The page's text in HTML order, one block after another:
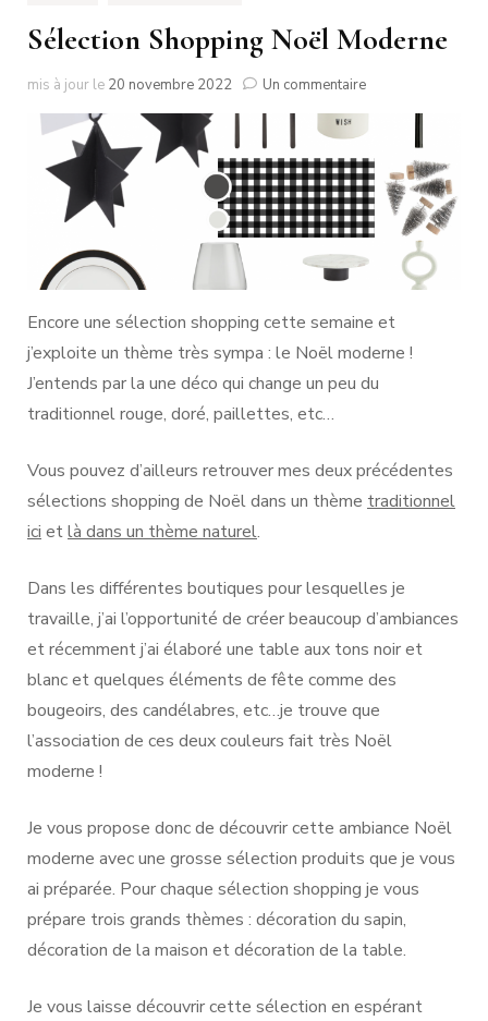
Sélection Shopping Noël Moderne
mis à jour le 20 novembre 2022 Un commentairesur
Shopping
Moderne
Encore une sélection shopping cette semaine et
j’exploite un thème très sympa : le Noël moderne !
J’entends par la une déco qui change un peu du
traditionnel rouge, doré, paillettes, etc…
Vous pouvez d’ailleurs retrouver mes deux précédentes
sélections shopping de Noël dans un thème traditionnel
icietlà dans un thème naturel.
Dans les différentes boutiques pour lesquelles je
travaille, j’ai l’opportunité de créer beaucoup d’ambiances
et récemment j’ai élaboré une table aux tons noir et
blanc et quelques éléments de fête comme des
bougeoirs, des candélabres, etc…je trouve que
l’association de ces deux couleurs fait très Noël
moderne !
Je vous propose donc de découvrir cette ambiance Noël
moderne avec une grosse sélection produits que je vous
ai préparée. Pour chaque sélection shopping je vous
prépare trois grands thèmes : décoration du sapin,
décoration de la maison et décoration de la table.
Je vous laisse découvrir cette sélection en espérant